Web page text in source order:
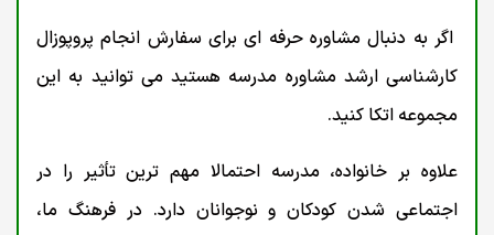
اگر به دنبال مشاوره حرفه ای برای سفارش انجام پروپوزال
کارشناسی ارشد مشاوره مدرسه هستید می توانید به این
مجموعه اتکا کنید.
علاوه بر خانواده، مدرسه احتمالا مهم ترین تأثیر را در
اجتماعی شدن کودکان و نوجوانان دارد. در فرهنگ ما،